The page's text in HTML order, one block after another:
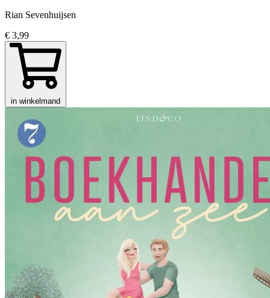
Rian Sevenhuijsen
€ 3,99
in winkelmand